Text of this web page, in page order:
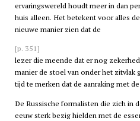
ervaringswereld houdt meer in dan
huis alleen. Het betekent voor alles
nieuwe manier zien dat de
[p. 351]
lezer die meende dat er nog
manier de stoel van onder het zitvlak
tijd te merken dat de aanraking met
De Russische formalisten die zich in
eeuw sterk bezig hielden met de